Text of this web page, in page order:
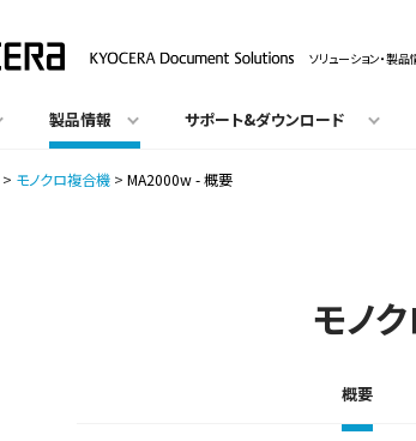
ソリューション・製
製品情報 サポート&ダウンロード
> モノクロ複合機 > MA2000w - 概要
モノ
概要